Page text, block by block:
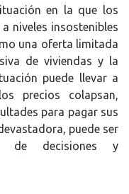
en la que los
niveles insostenibles
una oferta limitada
de viviendas y la
puede llevar a
precios colapsan,
para pagar sus
puede ser
de decisiones y